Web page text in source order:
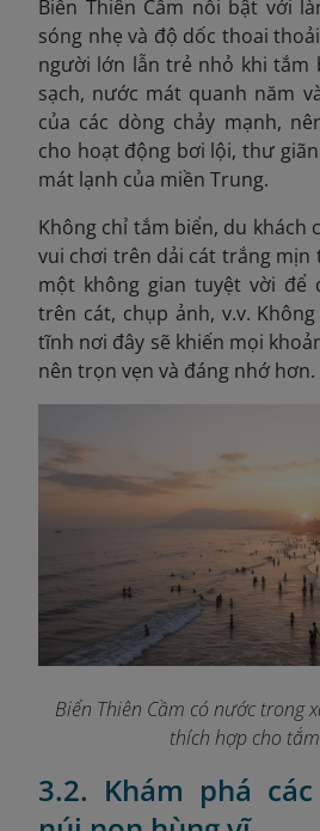
Biển Thiên Cầm nổi bật với
sóng nhẹ và độ dốc thoai
người lớn lẫn trẻ nhỏ khi tắm
sạch, nước mát quanh năm
của các dòng chảy mạnh,
cho hoạt động bơi lội, thư
mát lạnh của miền Trung.
Không chỉ tắm biển, du khách
vui chơi trên dải cát trắng mịn
một không gian tuyệt vời để
trên cát, chụp ảnh, v.v.
tĩnh nơi đây sẽ khiến mọi
nên trọn vẹn và đáng nhớ hơn.
Biển Thiên Cầm có nước trong
thích hợp cho
3.2. Khám phá